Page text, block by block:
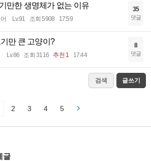
만한 생명체가 없는 이유
Lv.91 조회 5908 17:59
35
댓글
만 큰 고양이?
Lv.86 조회 3116 추천 1 17:44
8
댓글
검색 글쓰기
2 3 4 5
글